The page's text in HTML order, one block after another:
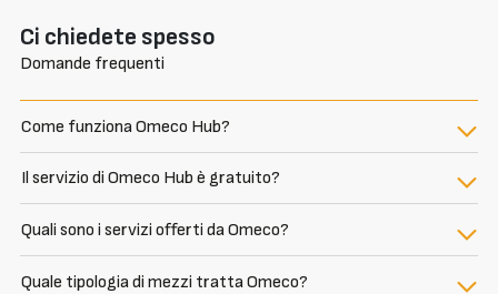
Ci chiedete spesso
Domande frequenti
Come funziona Omeco Hub?
Il servizio di Omeco Hub è gratuito?
Quali sono i servizi offerti da Omeco?
Quale tipologia di mezzi tratta Omeco?